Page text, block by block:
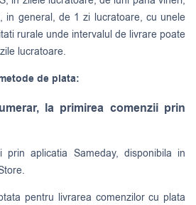
in general, de 1 zi lucratoare, cu unele
rurale unde intervalul de livrare poate
lucratoare.
de plata:
la primirea comenzii prin
aplicatia Sameday, disponibila in
pentru livrarea comenzilor cu plata